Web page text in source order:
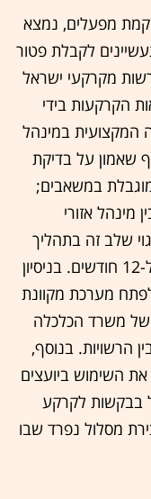
מפעלים, נמצא
לקבלת פטור
מקרקעי ישראל
הקרקעות בידי
המקצועית במינהל
שאמון על בדיקת
במשאבים;
אזורי
שלב זה בתהליך
הקמה של מפעל נמשך בין 6 חודשים ל-12 חודשים. בניסיון
מערכת מקוונת
משרד הכלכלה
הרשויות. בנוסף,
השימוש ביועצים
בבקשות לקרקע
מסלול נפרד שבו